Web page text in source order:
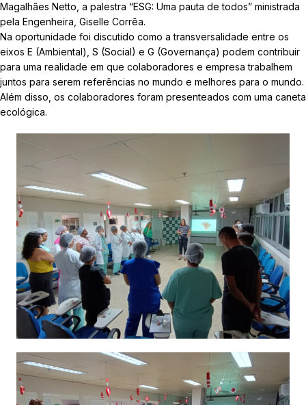
Magalhães Netto, a palestra “ESG: Uma pauta de todos” ministrada
pela Engenheira, Giselle Corrêa.
Na oportunidade foi discutido como a transversalidade entre os
eixos E (Ambiental), S (Social) e G (Governança) podem contribuir
para uma realidade em que colaboradores e empresa trabalhem
juntos para serem referências no mundo e melhores para o mundo.
Além disso, os colaboradores foram presenteados com uma caneta
ecológica.